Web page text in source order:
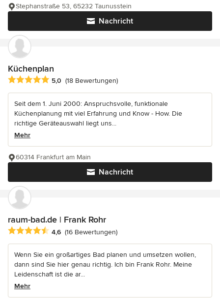
Nachricht
Stephanstraße 53, 65232 Taunusstein
Küchenplan
Durchschnittliche Bewertung: 5 von 5 Sternen
5,0 (18 Bewertungen)
Seit dem 1. Juni 2000: Anspruchsvolle, funktionale
Küchenplanung mit viel Erfahrung und Know - How. Die
richtige Geräteauswahl liegt uns...
Mehr
Nachricht
60314 Frankfurt am Main
raum-bad.de | Frank Rohr
Durchschnittliche Bewertung: 4.6 von 5 Sternen
4,6 (16 Bewertungen)
Wenn Sie ein großartiges Bad planen und umsetzen wollen,
dann sind Sie hier genau richtig. Ich bin Frank Rohr. Meine
Leidenschaft ist die ar...
Mehr